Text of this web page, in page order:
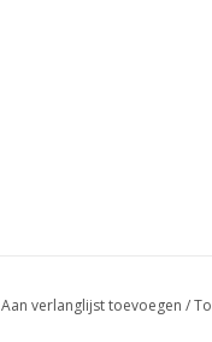
Aan verlanglijst toevoegen /